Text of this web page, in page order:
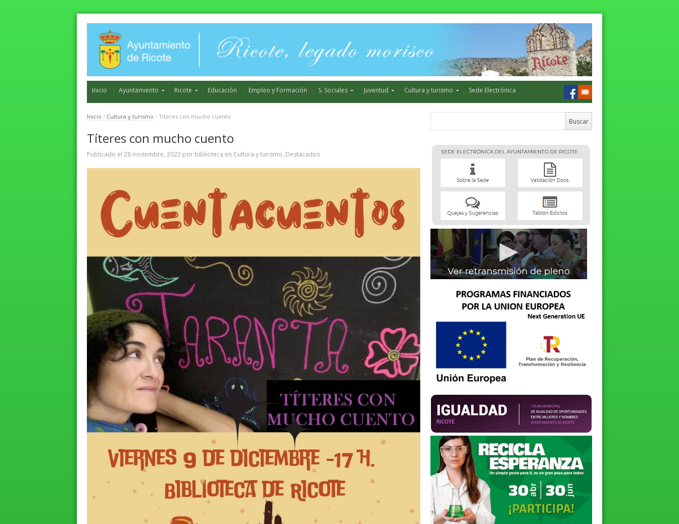
Inicio Ayuntamiento Ricote Educación Empleo y Formación S. Sociales Juventud Cultura y turismo Sede Electrónica
Inicio / Cultura y turismo / Títeres con mucho cuento
Títeres con mucho cuento
Publicado el 28 noviembre, 2022 por biblioteca en Cultura y turismo, Destacados